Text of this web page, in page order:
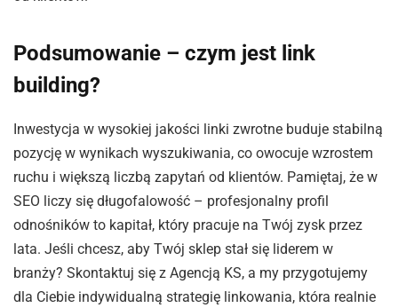
Podsumowanie – czym jest link
building?
Inwestycja w wysokiej jakości linki zwrotne buduje stabilną
pozycję w wynikach wyszukiwania, co owocuje wzrostem
ruchu i większą liczbą zapytań od klientów. Pamiętaj, że w
SEO liczy się długofalowość – profesjonalny profil
odnośników to kapitał, który pracuje na Twój zysk przez
lata. Jeśli chcesz, aby Twój sklep stał się liderem w
branży? Skontaktuj się z Agencją KS, a my przygotujemy
dla Ciebie indywidualną strategię linkowania, która realnie